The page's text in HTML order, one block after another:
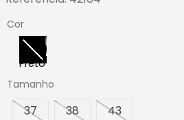
Cor
Tamanho
37 38 43